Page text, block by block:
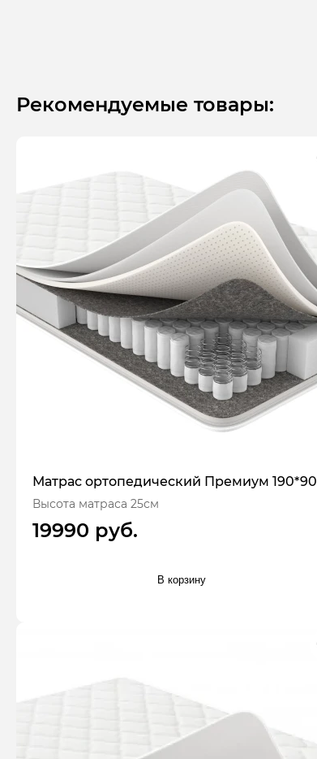
Рекомендуемые товары:
Матрас ортопедический Премиум 190*90
Высота матраса 25см
19990 руб.
В корзину